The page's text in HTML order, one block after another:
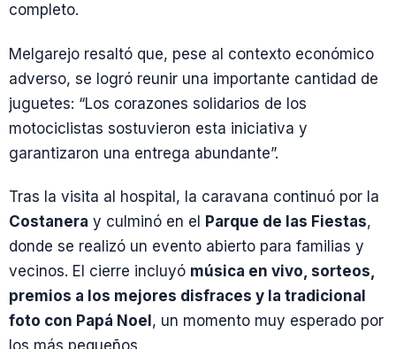
completo.
Melgarejo resaltó que, pese al contexto económico
adverso, se logró reunir una importante cantidad de
juguetes: “Los corazones solidarios de los
motociclistas sostuvieron esta iniciativa y
garantizaron una entrega abundante”.
Tras la visita al hospital, la caravana continuó por la
Costanera y culminó en el Parque de las Fiestas,
donde se realizó un evento abierto para familias y
vecinos. El cierre incluyó música en vivo, sorteos,
premios a los mejores disfraces y la tradicional
foto con Papá Noel, un momento muy esperado por
los más pequeños.